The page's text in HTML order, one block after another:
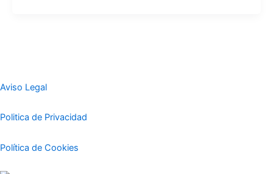
Aviso Legal
Politica de Privacidad
Política de Cookies